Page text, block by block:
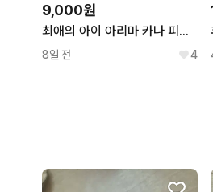
9,000원
최애의 아이 아리마 카나 피규어
8일 전 4